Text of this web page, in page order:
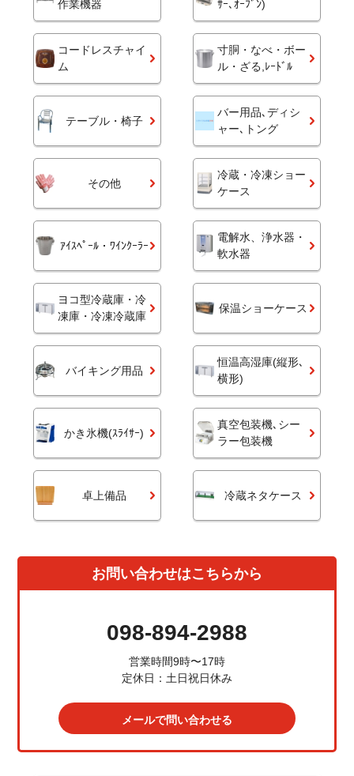
作業機器 ｻｰ､ｵｰﾌﾞﾝ)
コードレスチャイ
ム
寸胴・なべ・ボー
ル・ざる,ﾚｰﾄﾞﾙ
テーブル・椅子
バー用品､ディシ
ャー､トング
その他
冷蔵・冷凍ショー
ケース
ｱｲｽﾍﾟｰﾙ・ﾜｲﾝｸｰﾗｰ
電解水、浄水器・
軟水器
ヨコ型冷蔵庫・冷
凍庫・冷凍冷蔵庫
保温ショーケース
バイキング用品
恒温高湿庫(縦形､
横形)
かき氷機(ｽﾗｲｻｰ)
真空包装機､シー
ラー包装機
卓上備品 冷蔵ネタケース
お問い合わせはこちらから
098-894-2988
営業時間9時〜17時
定休日：土日祝日休み
メールで問い合わせる